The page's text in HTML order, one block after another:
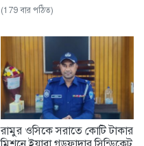
(179 বার পঠিত)
রামুর ওসিকে সরাতে কোটি টাকার